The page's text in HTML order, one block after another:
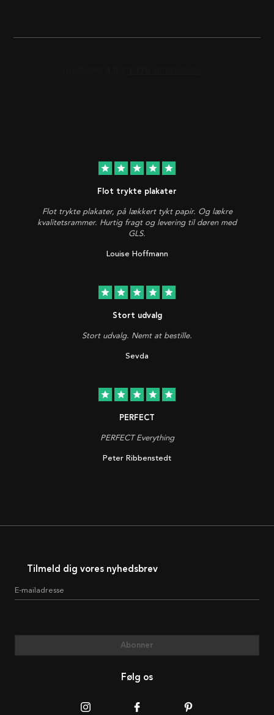
star star star star star
Flot trykte plakater
Flot trykte plakater, på lækkert tykt papir. Og lækre
kvalitetsrammer. Hurtig fragt og levering til døren med
GLS.
Louise Hoffmann
star star star star star
Stort udvalg
Stort udvalg. Nemt at bestille.
Sevda
star star star star star
PERFECT
PERFECT Everything
Peter Ribbenstedt
Tilmeld dig vores nyhedsbrev
E-mailadresse
Abonner
Følg os